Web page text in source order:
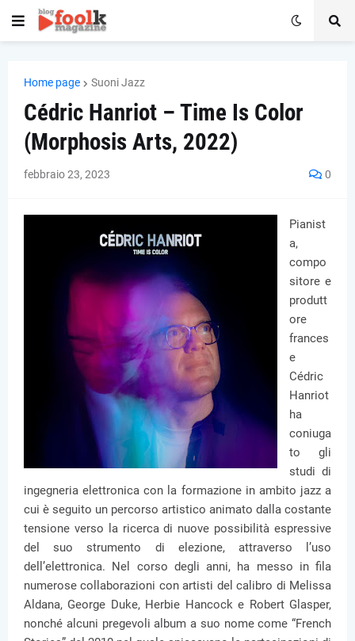
Home page Suoni Jazz
Cédric Hanriot – Time Is Color
(Morphosis Arts, 2022)
febbraio 23, 2023 0
Pianist
a,
compo
sitore e
produtt
ore
frances
e
Cédric
Hanriot
ha
coniuga
to gli
studi di
ingegneria elettronica con la formazione in ambito jazz a
cui è seguito un percorso artistico animato dalla costante
tensione verso la ricerca di nuove possibilità espressive
del suo strumento di elezione, attraverso l’uso
dell’elettronica. Nel corso degli anni, ha messo in fila
numerose collaborazioni con artisti del calibro di Melissa
Aldana, George Duke, Herbie Hancock e Robert Glasper,
nonché alcuni pregevoli album a suo nome come “French